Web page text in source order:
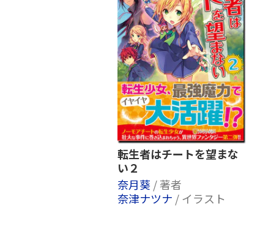
転生者はチートを望まな
い２
奈月葵 / 著者
奈津ナツナ / イラスト